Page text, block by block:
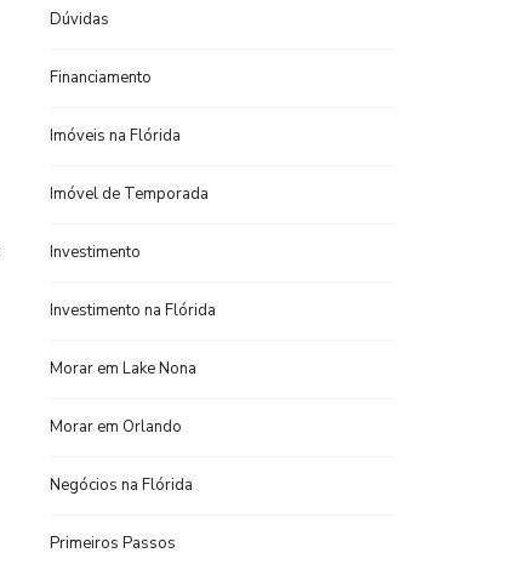
Dúvidas
Financiamento
Imóveis na Flórida
Imóvel de Temporada
Investimento
Investimento na Flórida
Morar em Lake Nona
Morar em Orlando
Negócios na Flórida
Primeiros Passos